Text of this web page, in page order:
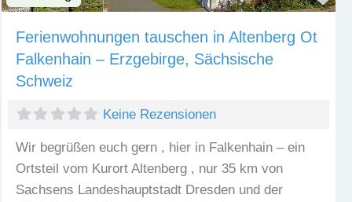
Ferienwohnungen tauschen in Altenberg Ot
Falkenhain – Erzgebirge, Sächsische
Schweiz
Keine Rezensionen
Wir begrüßen euch gern , hier in Falkenhain – ein
Ortsteil vom Kurort Altenberg , nur 35 km von
Sachsens Landeshauptstadt Dresden und der